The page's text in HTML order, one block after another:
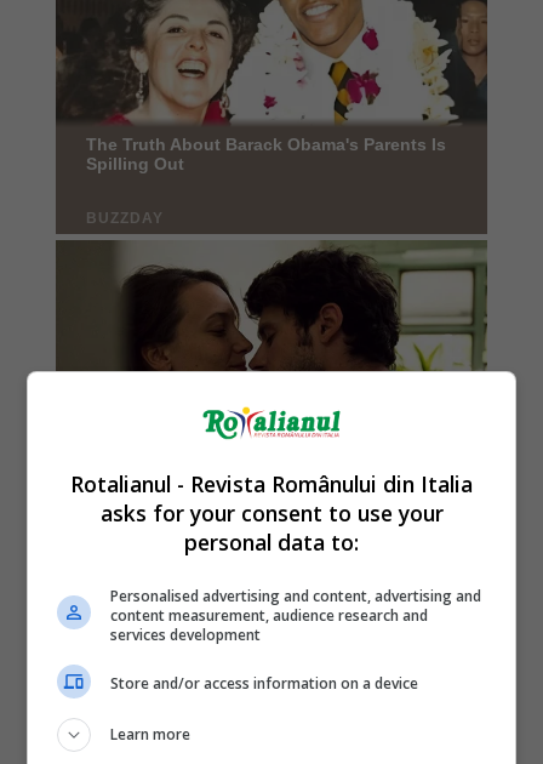
Rotalianul - Revista Românului din Italia
asks for your consent to use your
personal data to:
Personalised advertising and content, advertising and
content measurement, audience research and
services development
Store and/or access information on a device
Learn more